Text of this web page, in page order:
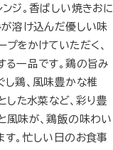
ジ。香ばしい焼きおに
が溶け込んだ優しい味
をかけていただく、
る一品です。鶏の旨み
し鶏、風味豊かな椎
した水菜など、彩り豊
風味が、鶏飯の味わい
す。忙しい日のお食事